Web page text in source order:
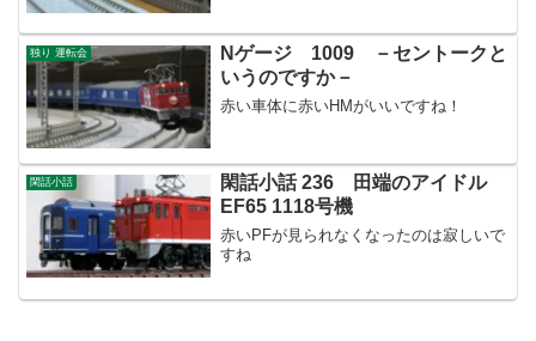
独り 運転会
Nゲージ 1009 －セントークと
いうのですか－
赤い車体に赤いHMがいいですね！
閑話小話
閑話小話 236 田端のアイドル
EF65 1118号機
赤いPFが見られなくなったのは寂しいで
すね